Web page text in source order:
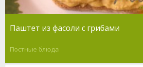
Паштет из фасоли c грибами
Постные блюда